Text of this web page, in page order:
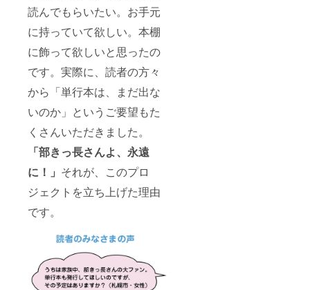
読んでもらいたい。お手元
に持っていて欲しい。本棚
に飾って欲しいと思ったの
です。実際に、読者の方々
から「単行本は、まだ出な
いのか」というご要望もた
くさんいただきました。
「部きっ長さんよ、永遠
に！」 それが、このプロ
ジェクトを立ち上げた理由
です。